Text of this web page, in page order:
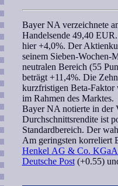
Bayer NA verzeichnete
Handelsende 49,40
hier +4,0%. Der
seinem Sieben-Wochen-
neutralen Bereich (55
beträgt +11,4%. Die
kurzfristigen Beta-Faktor
im Rahmen des Marktes.
Bayer NA notierte in der
Durchschnittsrendite ist
Standardbereich. Der
Am geringsten korreliert
Henkel AG & Co.
Deutsche Post(+0.55)